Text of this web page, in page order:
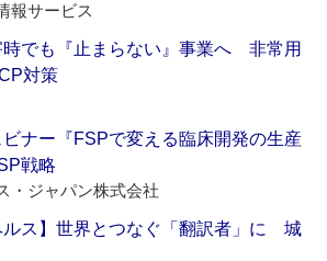
報サービス
時でも『止まらない』事業へ 非常用
対策
ビナー『FSPで変える臨床開発の生産
戦略
・ジャパン株式会社
ルス】世界とつなぐ「翻訳者」に 城